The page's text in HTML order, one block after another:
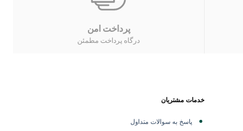
پرداخت امن
درگاه پرداخت مطمئن
خدمات مشتریان
پاسخ به سوالات متداول